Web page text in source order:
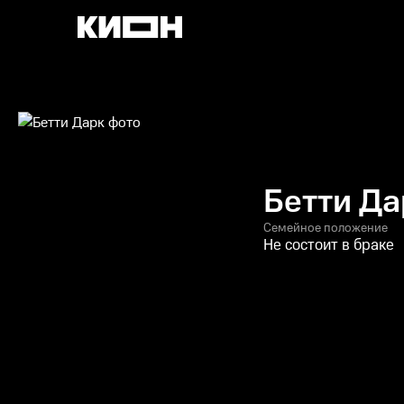
Бетти
Семейное положение
Не состоит в браке